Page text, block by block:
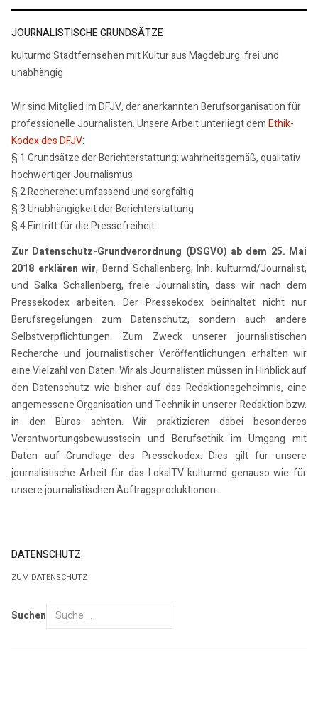
JOURNALISTISCHE GRUNDSÄTZE
kulturmd Stadtfernsehen mit Kultur aus Magdeburg: frei und
unabhängig
Wir sind Mitglied im DFJV, der anerkannten Berufsorganisation für
professionelle Journalisten. Unsere Arbeit unterliegt demEthik-
Kodex des DFJV:
§ 1 Grundsätze der Berichterstattung: wahrheitsgemäß, qualitativ
hochwertiger Journalismus
§ 2 Recherche: umfassend und sorgfältig
§ 3 Unabhängigkeit der Berichterstattung
§ 4 Eintritt für die Pressefreiheit
Zur Datenschutz-Grundverordnung (DSGVO) ab dem 25. Mai
2018 erklären wir, Bernd Schallenberg, Inh. kulturmd/Journalist,
und Salka Schallenberg, freie Journalistin, dass wir nach dem
Pressekodex arbeiten. Der Pressekodex beinhaltet nicht nur
Berufsregelungen zum Datenschutz, sondern auch andere
Selbstverpflichtungen. Zum Zweck unserer journalistischen
Recherche und journalistischer Veröffentlichungen erhalten wir
eine Vielzahl von Daten. Wir als Journalisten müssen in Hinblick auf
den Datenschutz wie bisher auf das Redaktionsgeheimnis, eine
angemessene Organisation und Technik in unserer Redaktion bzw.
in den Büros achten. Wir praktizieren dabei besonderes
Verantwortungsbewusstsein und Berufsethik im Umgang mit
Daten auf Grundlage des Pressekodex. Dies gilt für unsere
journalistische Arbeit für das LokalTV kulturmd genauso wie für
unsere journalistischen Auftragsproduktionen.
DATENSCHUTZ
ZUM DATENSCHUTZ
Suchen